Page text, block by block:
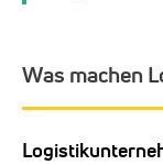
Was machen